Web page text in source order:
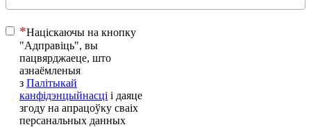
Націскаючы на ​​кнопку
"Адправіць", вы
пацвярджаеце, што
азнаёмленыя
з Палітыкай
канфідэнцыйнасці і даяце
згоду на апрацоўку сваіх
персанальных данных